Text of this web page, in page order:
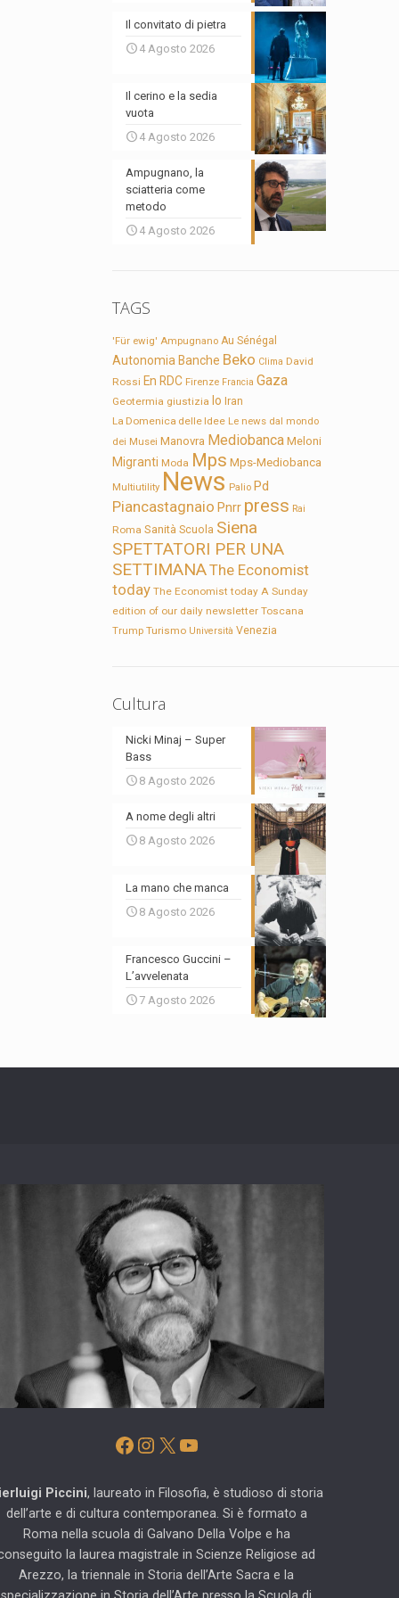
Il convitato di pietra
4 Agosto 2026
Il cerino e la sedia
vuota
4 Agosto 2026
Ampugnano, la
sciatteria come
metodo
4 Agosto 2026
TAGS
'Für ewig' Ampugnano Au Sénégal
Autonomia Banche Beko Clima David
Rossi En RDC Firenze Francia Gaza
Geotermia giustizia Io Iran
La Domenica delle Idee Le news dal mondo
dei Musei Manovra Mediobanca Meloni
Migranti Moda Mps Mps-Mediobanca
Multiutility News Palio Pd
Piancastagnaio Pnrr press Rai
Roma Sanità Scuola Siena
SPETTATORI PER UNA
SETTIMANAThe Economist
today The Economist today A Sunday
edition of our daily newsletter Toscana
Trump Turismo Università Venezia
Cultura
Nicki Minaj – Super
Bass
8 Agosto 2026
A nome degli altri
8 Agosto 2026
La mano che manca
8 Agosto 2026
Francesco Guccini –
L’avvelenata
7 Agosto 2026
Facebook
Instagram
X YouTube
Piccini, laureato in Filosofia, è studioso di storia
dell’arte e di cultura contemporanea. Si è formato a
Roma nella scuola di Galvano Della Volpe e ha
la laurea magistrale in Scienze Religiose ad
Arezzo, la triennale in Storia dell’Arte Sacra e la